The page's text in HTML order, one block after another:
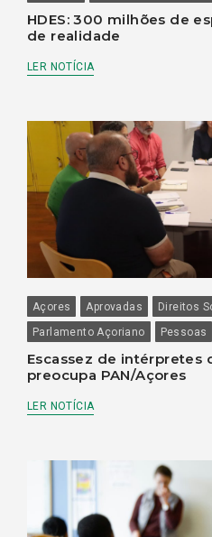
HDES: 300 milhões de
de realidade
LER NOTÍCIA
Açores Aprovadas Direitos
Parlamento Açoriano
Pessoas
Escassez de intérpretes
preocupa PAN/Açores
LER NOTÍCIA